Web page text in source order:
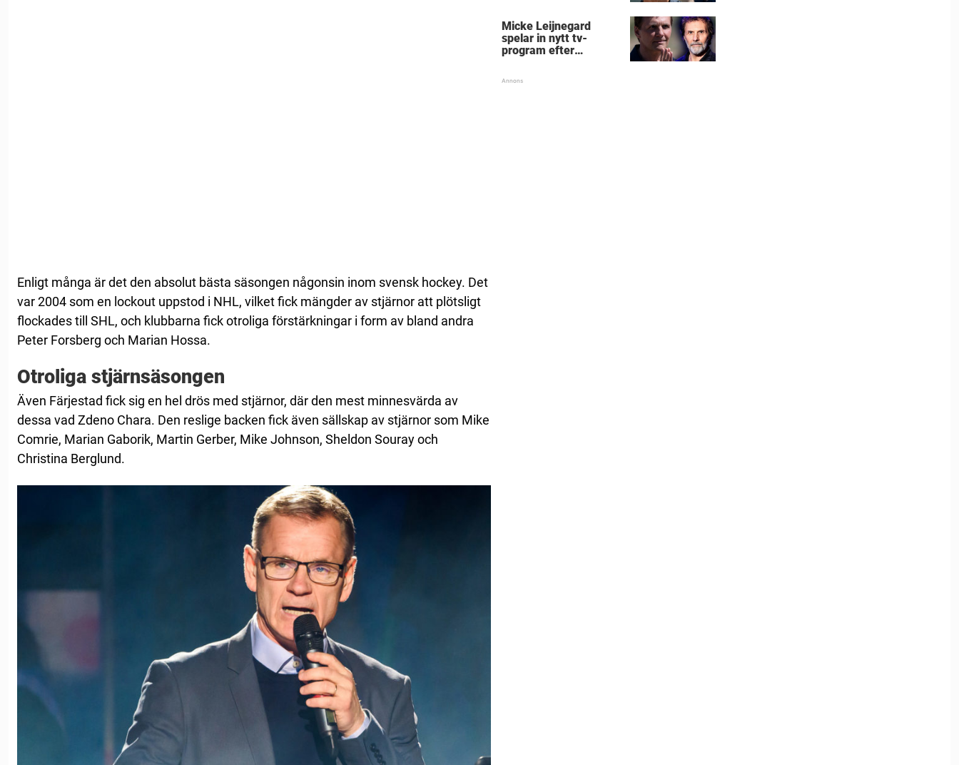
Enligt många är det den absolut bästa säsongen någonsin inom svensk hockey. Det
var 2004 som en lockout uppstod i NHL, vilket fick mängder av stjärnor att plötsligt
flockades till SHL, och klubbarna fick otroliga förstärkningar i form av bland andra
Peter Forsberg och Marian Hossa.
Otroliga stjärnsäsongen
Även Färjestad fick sig en hel drös med stjärnor, där den mest minnesvärda av
dessa vad Zdeno Chara. Den reslige backen fick även sällskap av stjärnor som Mike
Comrie, Marian Gaborik, Martin Gerber, Mike Johnson, Sheldon Souray och
Christina Berglund.
Micke Leijnegard
spelar in nytt tv-
program efter